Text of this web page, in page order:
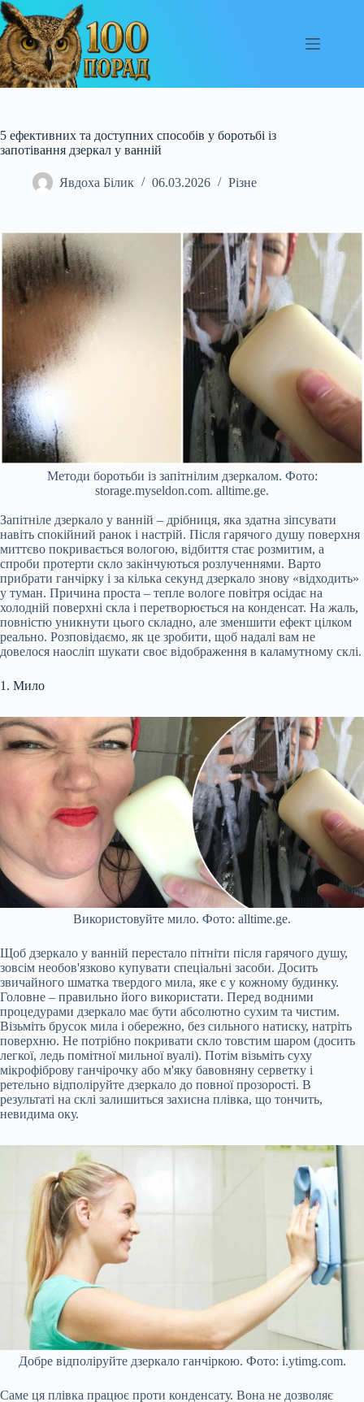
Перейти
до
вмісту
5 ефективних та доступних способів у боротьбі із
запотівання дзеркал у ванній
Явдоха Білик 06.03.2026 Різне
Методи боротьби із запітнілим дзеркалом. Фото:
storage.myseldon.com. alltime.ge.
Запітніле дзеркало у ванній – дрібниця, яка здатна зіпсувати
навіть спокійний ранок і настрій. Після гарячого душу поверхня
миттєво покривається вологою, відбиття стає розмитим, а
спроби протерти скло закінчуються розлученнями. Варто
прибрати ганчірку і за кілька секунд дзеркало знову «відходить»
у туман. Причина проста – тепле вологе повітря осідає на
холодній поверхні скла і перетворюється на конденсат. На жаль,
повністю уникнути цього складно, але зменшити ефект цілком
реально. Розповідаємо, як це зробити, щоб надалі вам не
довелося наосліп шукати своє відображення в каламутному склі.
1. Мило
Використовуйте мило. Фото: alltime.ge.
Щоб дзеркало у ванній перестало пітніти після гарячого душу,
зовсім необов'язково купувати спеціальні засоби. Досить
звичайного шматка твердого мила, яке є у кожному будинку.
Головне – правильно його використати. Перед водними
процедурами дзеркало має бути абсолютно сухим та чистим.
Візьміть брусок мила і обережно, без сильного натиску, натріть
поверхню. Не потрібно покривати скло товстим шаром (досить
легкої, ледь помітної мильної вуалі). Потім візьміть суху
мікрофіброву ганчірочку або м'яку бавовняну серветку і
ретельно відполіруйте дзеркало до повної прозорості. В
результаті на склі залишиться захисна плівка, що тончить,
невидима оку.
Добре відполіруйте дзеркало ганчіркою. Фото: i.ytimg.com.
Саме ця плівка працює проти конденсату. Вона не дозволяє